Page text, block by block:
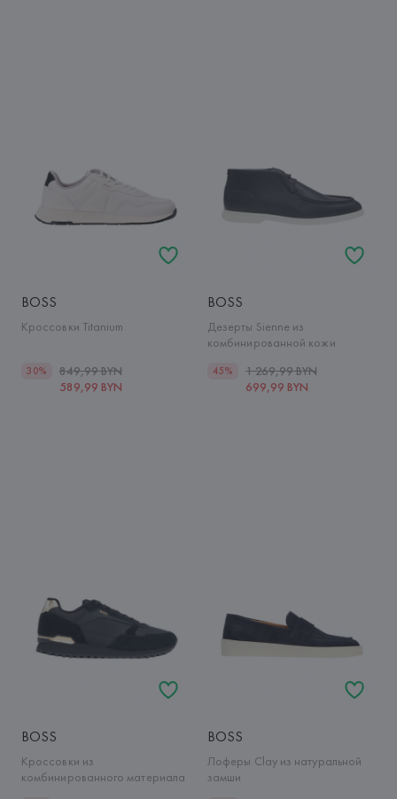
BOSS
Кроссовки Titanium
30%
849,99 BYN
589,99 BYN
BOSS
Дезерты Sienne из
комбинированной кожи
45%
1 269,99 BYN
699,99 BYN
BOSS
Кроссовки из
комбинированного материала
BOSS
Лоферы Clay из натуральной
замши